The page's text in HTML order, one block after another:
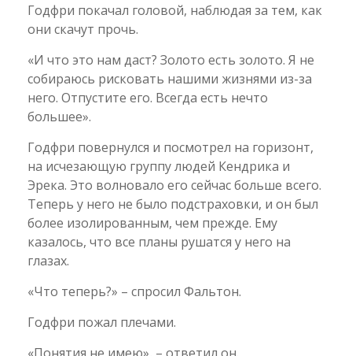
Годфри покачал головой, наблюдая за тем, как
они скачут прочь.
«И что это нам даст? Золото есть золото. Я не
собираюсь рисковать нашими жизнями из-за
него. Отпустите его. Всегда есть нечто
большее».
Годфри повернулся и посмотрел на горизонт,
на исчезающую группу людей Кендрика и
Эрека. Это волновало его сейчас больше всего.
Теперь у него не было подстраховки, и он был
более изолированным, чем прежде. Ему
казалось, что все планы рушатся у него на
глазах.
«Что теперь?» – спросил Фальтон.
Годфри пожал плечами.
«Понятия не имею», – ответил он.